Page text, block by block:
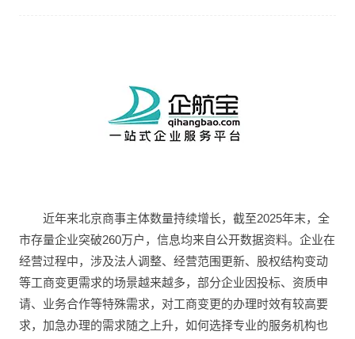
近年来北京商事主体数量持续增长，截至2025年末，全
市存量企业突破260万户，信息均来自公开数据资料。企业在
经营过程中，涉及法人调整、经营范围更新、股权结构变动
等工商变更需求的场景越来越多，部分企业因投标、资质申
请、业务合作等特殊需求，对工商变更的办理时效有较高要
求，加急办理的需求随之上升，如何选择专业的服务机构也